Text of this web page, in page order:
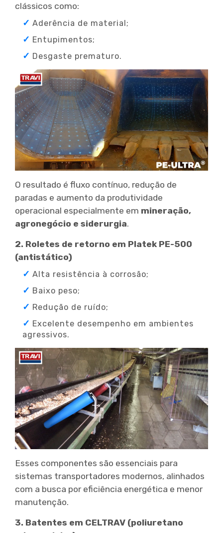
clássicos como:
Aderência de material;
Entupimentos;
Desgaste prematuro.
O resultado é fluxo contínuo, redução de
paradas e aumento da produtividade
operacional especialmente em mineração,
agronegócio e siderurgia.
2. Roletes de retorno em Platek PE-500
(antistático)
Alta resistência à corrosão;
Baixo peso;
Redução de ruído;
Excelente desempenho em ambientes
agressivos.
Esses componentes são essenciais para
sistemas transportadores modernos, alinhados
com a busca por eficiência energética e menor
manutenção.
3. Batentes em CELTRAV (poliuretano